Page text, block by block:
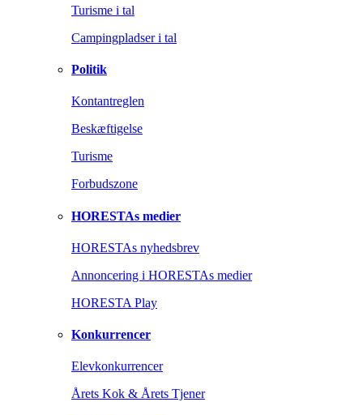
Turisme i tal
Campingpladser i tal
Politik
Kontantreglen
Beskæftigelse
Turisme
Forbudszone
HORESTAs medier
HORESTAs nyhedsbrev
Annoncering i HORESTAs medier
HORESTA Play
Konkurrencer
Elevkonkurrencer
Årets Kok & Årets Tjener